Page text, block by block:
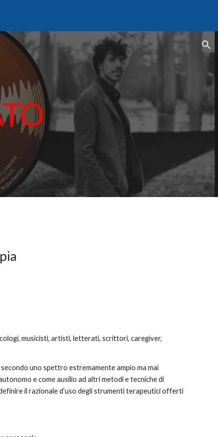
musicisti, artisti, letterati, scrittori, caregiver,
uno spettro estremamente ampio ma mai
e come ausilio ad altri metodi e tecniche di
il razionale d’uso degli strumenti terapeutici offerti